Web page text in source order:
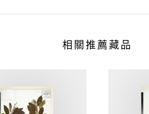
相關推薦藏品